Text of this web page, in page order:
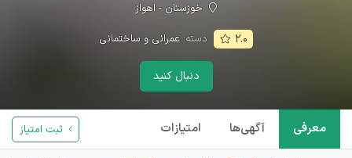
خوزستان - اهواز
۲.۰ دسته: عمرانی و ساختمانی
دنبال کنید
معرفی آگهی‌ها امتیازات ثبت امتیاز